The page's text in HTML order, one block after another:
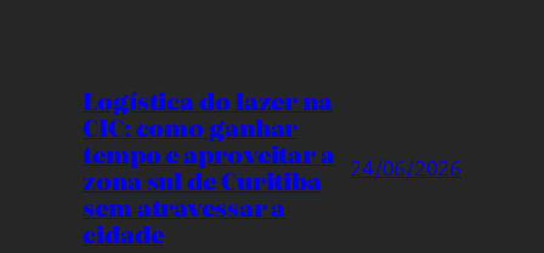
Logística do lazer na
CIC: como ganhar
tempo e aproveitar a
zona sul de Curitiba
sem atravessar a
cidade
24/06/2026